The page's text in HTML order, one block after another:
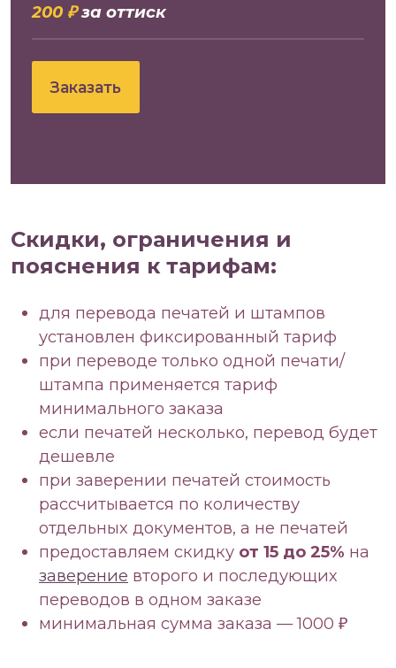
200 ₽за оттиск
Заказать
Скидки, ограничения и
пояснения к тарифам:
для перевода печатей и штампов
установлен фиксированный тариф
при переводе только одной печати/
штампа применяется тариф
минимального заказа
если печатей несколько, перевод будет
дешевле
при заверении печатей стоимость
рассчитывается по количеству
отдельных документов, а не печатей
предоставляем скидку от 15 до 25% на
заверение второго и последующих
переводов в одном заказе
минимальная сумма заказа — 1000 ₽